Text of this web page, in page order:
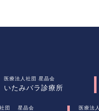
医療法人社団 星晶会
いたみバラ診療所
社団 星晶会 医療法